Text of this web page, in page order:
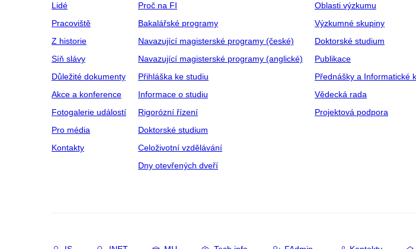
Lidé
Pracoviště
Z historie
Síň slávy
Důležité dokumenty
Akce a konference
Fotogalerie událostí
Pro média
Kontakty
Proč na FI
Bakalářské programy
Navazující magisterské programy (české)
Navazující magisterské programy (anglické)
Přihláška ke studiu
Informace o studiu
Rigorózní řízení
Doktorské studium
Celoživotní vzdělávání
Dny otevřených dveří
Oblasti výzkumu
Výzkumné skupiny
Doktorské studium
Publikace
Přednášky a Informatické
Vědecká rada
Projektová podpora